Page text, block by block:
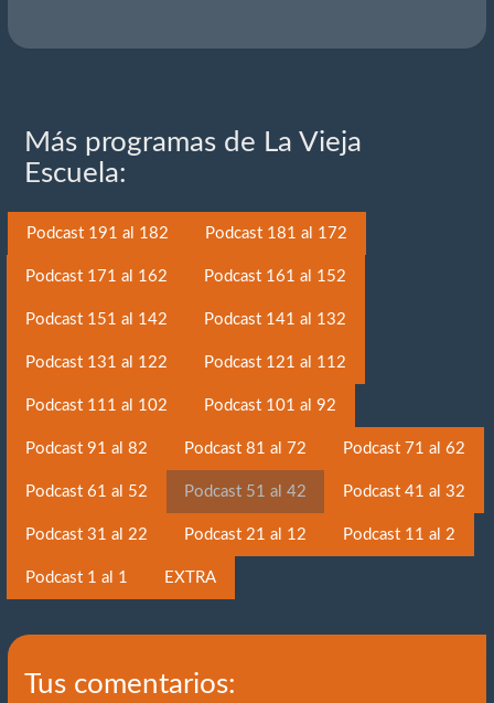
Más programas de La Vieja
Escuela:
Podcast 191 al 182 Podcast 181 al 172
Podcast 171 al 162 Podcast 161 al 152
Podcast 151 al 142 Podcast 141 al 132
Podcast 131 al 122 Podcast 121 al 112
Podcast 111 al 102 Podcast 101 al 92
Podcast 91 al 82 Podcast 81 al 72 Podcast 71 al 62
Podcast 61 al 52 Podcast 51 al 42 Podcast 41 al 32
Podcast 31 al 22 Podcast 21 al 12 Podcast 11 al 2
Podcast 1 al 1 EXTRA
Tus comentarios: